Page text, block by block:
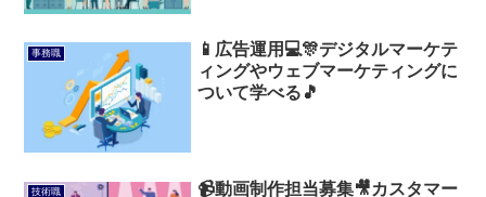
事務職
📱広告運用💻🎊デジタルマーケテ
ィングやウェブマーケティングに
ついて学べる🎵
技術職
📹動画制作担当募集🎥カスタマー